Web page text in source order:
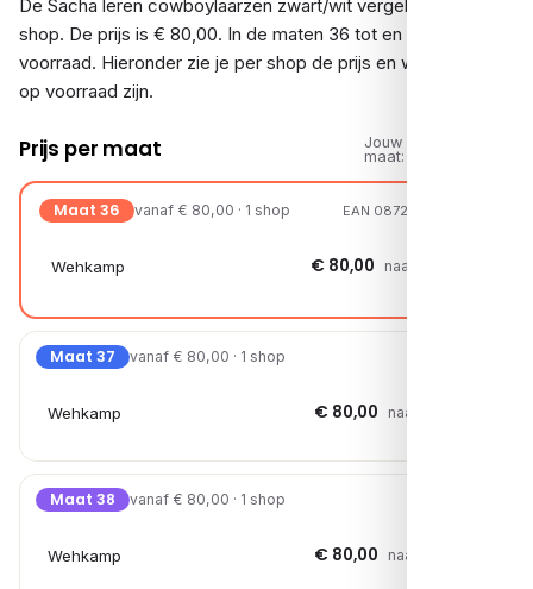
De Sacha leren cowboylaarzen zwart/wit vergelijk je bij 1
shop. De prijs is € 80,00. In de maten 36 tot en met 39 is er
voorraad. Hieronder zie je per shop de prijs en welke maten
op voorraad zijn.
Prijs per maat
Jouw
maat:
Maat 36 vanaf € 80,00 · 1 shop EAN 08720527262393
Wehkamp € 80,00 naar shop →
Maat 37 vanaf € 80,00 · 1 shop
Wehkamp € 80,00 naar shop →
Maat 38 vanaf € 80,00 · 1 shop
Wehkamp € 80,00 naar shop →